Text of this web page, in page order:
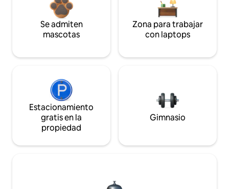
Se admiten
mascotas
Zona para trabajar
con laptops
Estacionamiento
gratis en la
propiedad
Gimnasio